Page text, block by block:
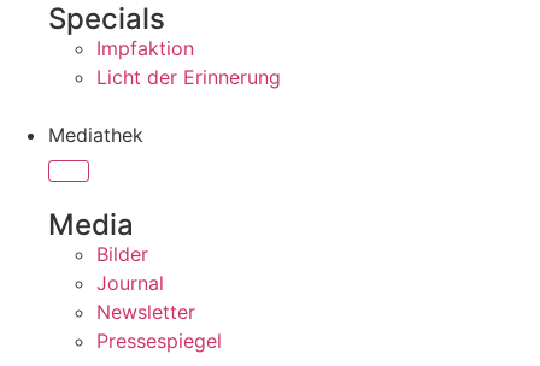
Specials
Impfaktion
Licht der Erinnerung
Mediathek
Media
Bilder
Journal
Newsletter
Pressespiegel